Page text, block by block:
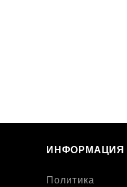
ИНФОРМАЦИЯ
Политика